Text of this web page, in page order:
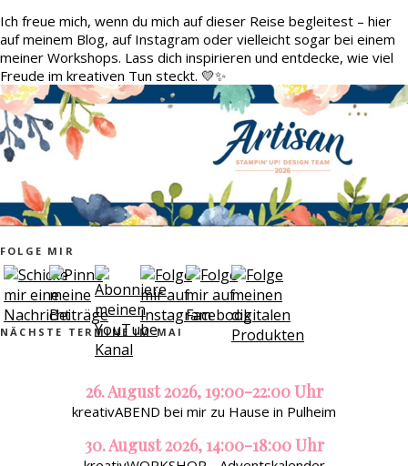
Ich freue mich, wenn du mich auf dieser Reise begleitest – hier
auf meinem Blog, auf Instagram oder vielleicht sogar bei einem
meiner Workshops. Lass dich inspirieren und entdecke, wie viel
Freude im kreativen Tun steckt. 💛✨
FOLGE MIR
NÄCHSTE TERMINE IM MAI
26. August 2026, 19:00-22:00 Uhr
kreativABEND bei mir zu Hause in Pulheim
30. August 2026, 14:00-18:00 Uhr